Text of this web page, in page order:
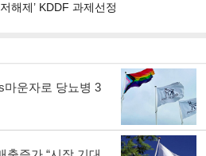
해제’ KDDF 과제선정
마운자로 당뇨병 3